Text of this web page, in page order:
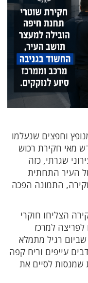
וחפצים שנעלמו
מאי חקירת רכוש
שגרתי, כזה
העיר התחתית
התמונה הפכה
הצליחו חוקרי
למרכז
רגיל מתמלא
עייפים וריח קפה
שמנסות לסיים את